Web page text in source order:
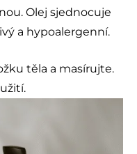
Olej sjednocuje
a hypoalergenní.
těla a masírujte.